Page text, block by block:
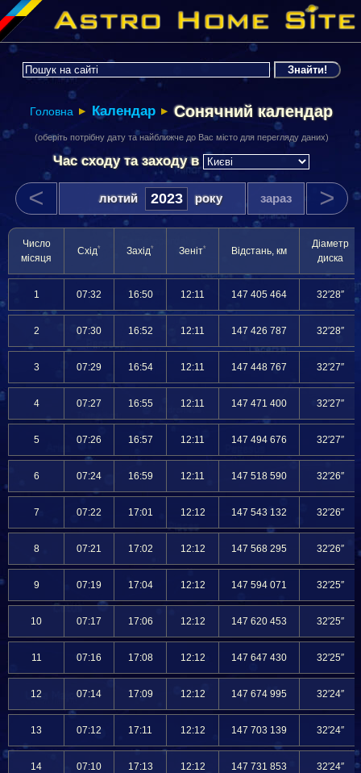
Головна ▶ Календар ▶ Сонячний календар
(оберіть потрібну дату та найближче до Вас місто для перегляду даних)
Час сходу та заходув
< лютий року зараз >
Число
місяця
Схід* Захід* Зеніт* Відстань, км
Діаметр
диска
1 07:32 16:50 12:11 147 405 464 32′28″
2 07:30 16:52 12:11 147 426 787 32′28″
3 07:29 16:54 12:11 147 448 767 32′27″
4 07:27 16:55 12:11 147 471 400 32′27″
5 07:26 16:57 12:11 147 494 676 32′27″
6 07:24 16:59 12:11 147 518 590 32′26″
7 07:22 17:01 12:12 147 543 132 32′26″
8 07:21 17:02 12:12 147 568 295 32′26″
9 07:19 17:04 12:12 147 594 071 32′25″
10 07:17 17:06 12:12 147 620 453 32′25″
11 07:16 17:08 12:12 147 647 430 32′25″
12 07:14 17:09 12:12 147 674 995 32′24″
13 07:12 17:11 12:12 147 703 139 32′24″
14 07:10 17:13 12:12 147 731 853 32′24″